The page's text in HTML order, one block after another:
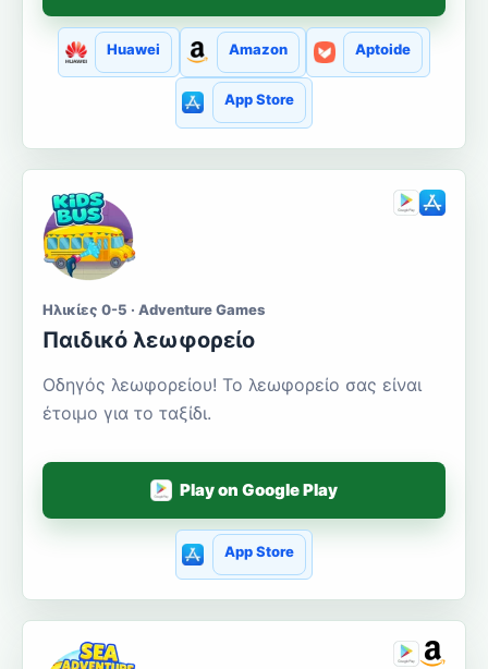
Huawei Amazon Aptoide
App Store
Ηλικίες 0-5 · Adventure Games
Παιδικό λεωφορείο
Οδηγός λεωφορείου! Το λεωφορείο σας είναι
έτοιμο για το ταξίδι.
Play on Google Play
App Store